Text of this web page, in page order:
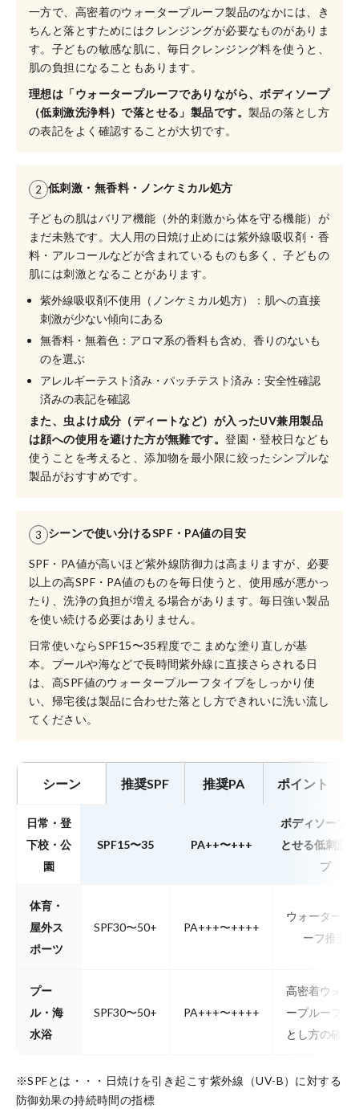
一方で、高密着のウォータープルーフ製品のなかには、き
ちんと落とすためにはクレンジングが必要なものがありま
す。子どもの敏感な肌に、毎日クレンジング料を使うと、
肌の負担になることもあります。
理想は「ウォータープルーフでありながら、ボディソープ
（低刺激洗浄料）で落とせる」製品です。 製品の落とし方
の表記をよく確認することが大切です。
2 低刺激・無香料・ノンケミカル処方
子どもの肌はバリア機能（外的刺激から体を守る機能）が
まだ未熟です。大人用の日焼け止めには紫外線吸収剤・香
料・アルコールなどが含まれているものも多く、子どもの
肌には刺激となることがあります。
紫外線吸収剤不使用（ノンケミカル処方）：肌への直接
刺激が少ない傾向にある
無香料・無着色：アロマ系の香料も含め、香りのないも
のを選ぶ
アレルギーテスト済み・パッチテスト済み：安全性確認
済みの表記を確認
また、虫よけ成分（ディートなど）が入ったUV兼用製品
は顔への使用を避けた方が無難です。登園・登校日なども
使うことを考えると、添加物を最小限に絞ったシンプルな
製品がおすすめです。
3 シーンで使い分けるSPF・PA値の目安
SPF・PA値が高いほど紫外線防御力は高まりますが、必要
以上の高SPF・PA値のものを毎日使うと、使用感が悪かっ
たり、洗浄の負担が増える場合があります。毎日強い製品
を使い続ける必要はありません。
日常使いならSPF15〜35程度でこまめな塗り直しが基
本。プールや海などで長時間紫外線に直接さらされる日
は、高SPF値のウォータープルーフタイプをしっかり使
い、帰宅後は製品に合わせた落とし方できれいに洗い流し
てください。
シーン 推奨SPF 推奨PA ポイント
日常・登
下校・公
園
SPF15〜35 PA++〜+++
ボディソープ
とせる低刺激
プ
体育・
屋外ス
ポーツ
SPF30〜50+ PA+++〜++++
ウォータープ
ーフ推奨
プー
ル・海
水浴
SPF30〜50+ PA+++〜++++
高密着ウォー
ープルーフ。
とし方の確認
※SPFとは・・・日焼けを引き起こす紫外線（UV-B）に対する
防御効果の持続時間の指標